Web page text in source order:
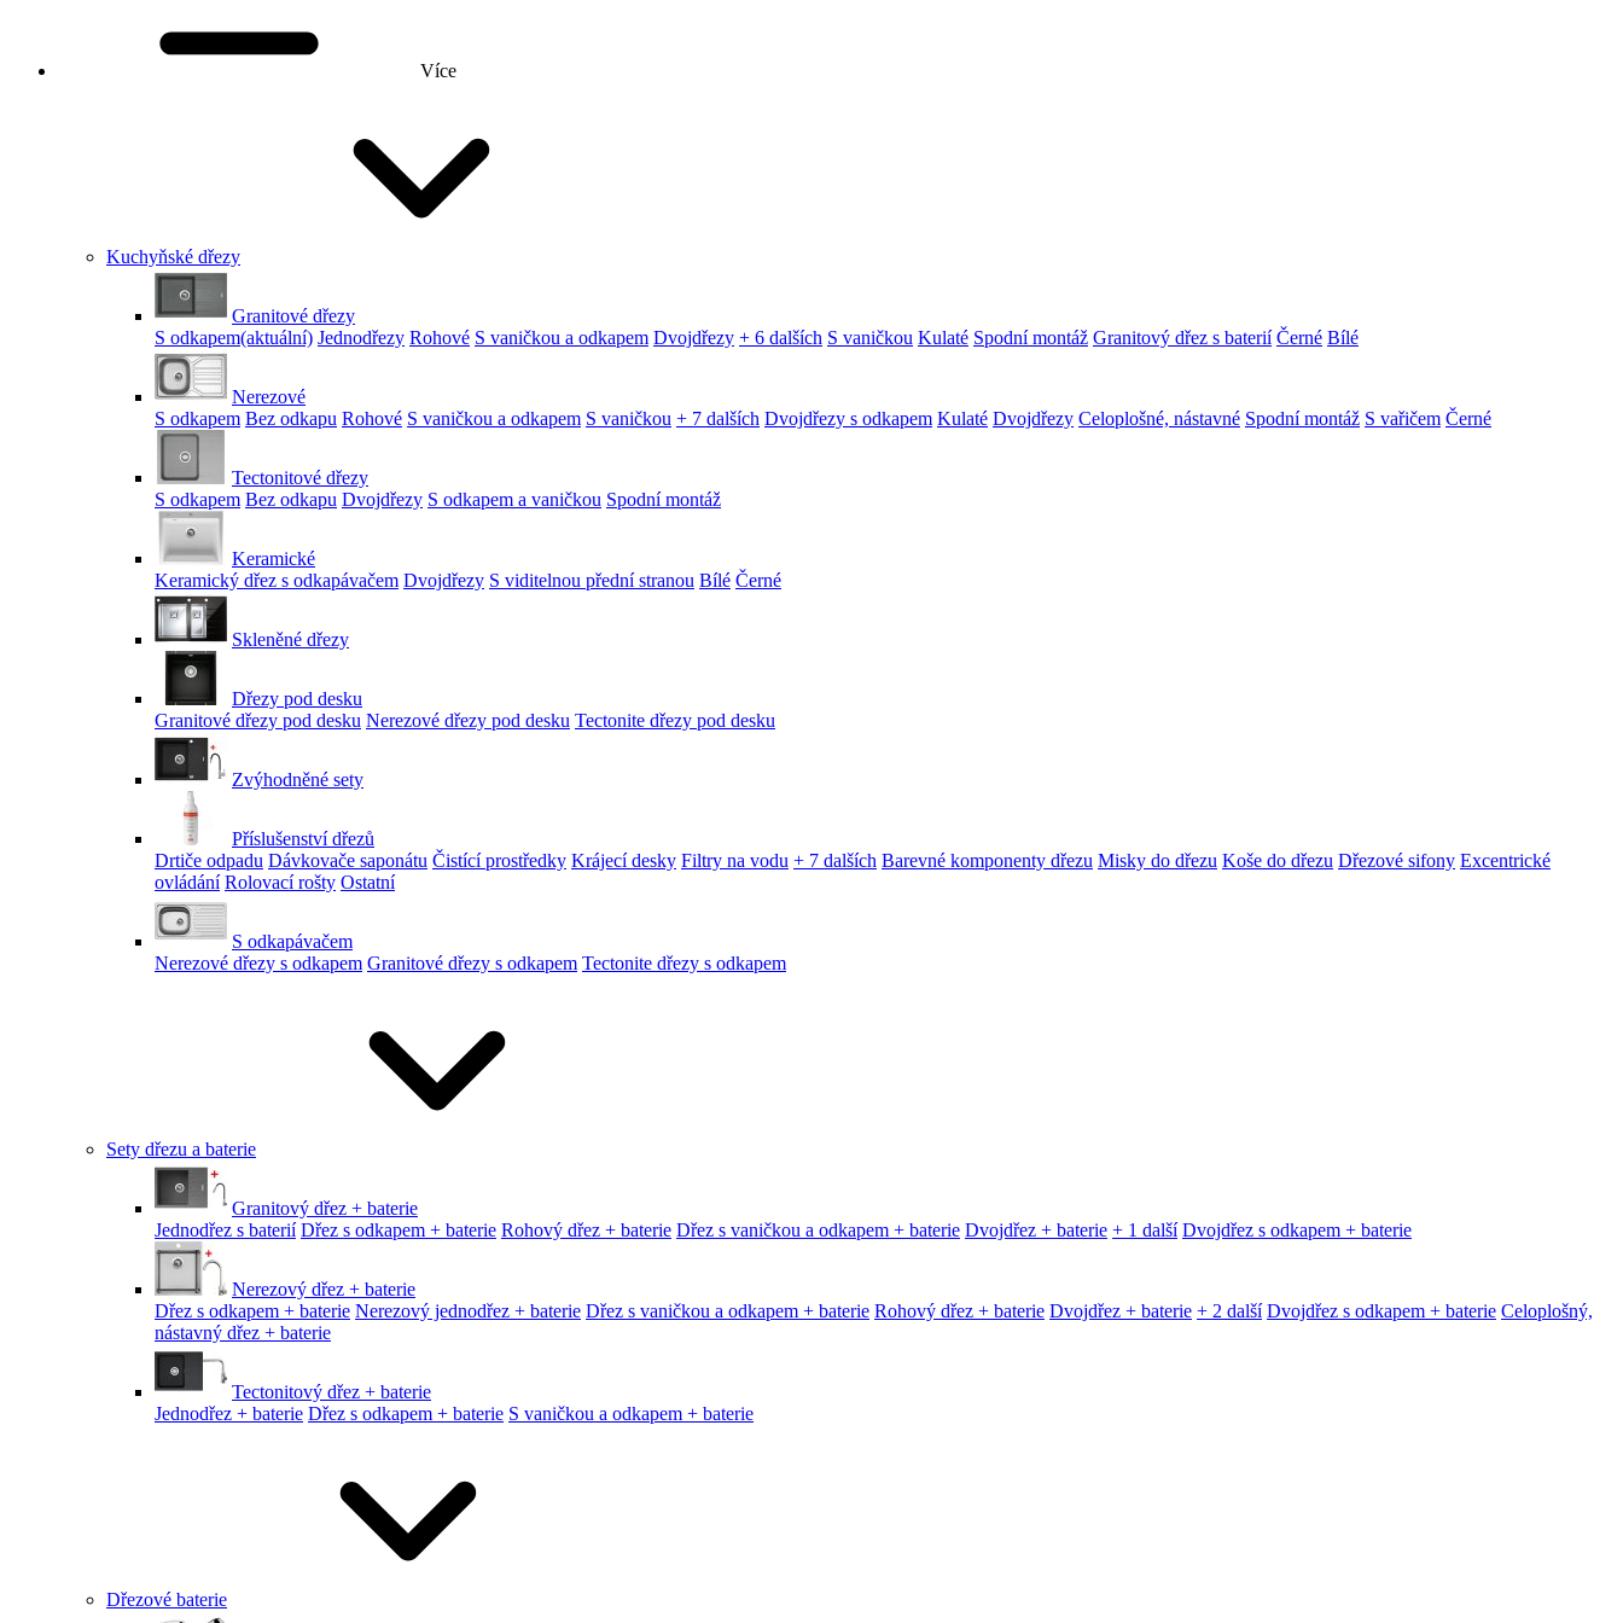
Více
Kuchyňské dřezy
Granitové dřezy
S odkapem(aktuální) Jednodřezy Rohové S vaničkou a odkapem Dvojdřezy + 6 dalších S vaničkou Kulaté Spodní montáž Granitový dřez s baterií Černé Bílé
Nerezové
S odkapem Bez odkapu Rohové S vaničkou a odkapem S vaničkou + 7 dalších Dvojdřezy s odkapem Kulaté Dvojdřezy Celoplošné, nástavné Spodní montáž S vařičem Černé
Tectonitové dřezy
S odkapem Bez odkapu Dvojdřezy S odkapem a vaničkou Spodní montáž
Keramické
Keramický dřez s odkapávačem Dvojdřezy S viditelnou přední stranou Bílé Černé
Skleněné dřezy
Dřezy pod desku
Granitové dřezy pod desku Nerezové dřezy pod desku Tectonite dřezy pod desku
Zvýhodněné sety
Příslušenství dřezů
Drtiče odpadu Dávkovače saponátu Čistící prostředky Krájecí desky Filtry na vodu + 7 dalších Barevné komponenty dřezu Misky do dřezu Koše do dřezu Dřezové sifony Excentrické
ovládání Rolovací rošty Ostatní
S odkapávačem
Nerezové dřezy s odkapem Granitové dřezy s odkapem Tectonite dřezy s odkapem
Sety dřezu a baterie
Granitový dřez + baterie
Jednodřez s baterií Dřez s odkapem + baterie Rohový dřez + baterie Dřez s vaničkou a odkapem + baterie Dvojdřez + baterie + 1 další Dvojdřez s odkapem + baterie
Nerezový dřez + baterie
Dřez s odkapem + baterie Nerezový jednodřez + baterie Dřez s vaničkou a odkapem + baterie Rohový dřez + baterie Dvojdřez + baterie + 2 další Dvojdřez s odkapem + baterie Celoplošný,
nástavný dřez + baterie
Tectonitový dřez + baterie
Jednodřez + baterie Dřez s odkapem + baterie S vaničkou a odkapem + baterie
Dřezové baterie